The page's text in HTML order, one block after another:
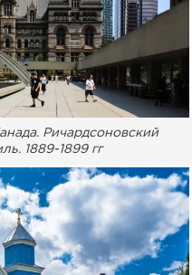
Ричардсоновский
1889-1899 гг